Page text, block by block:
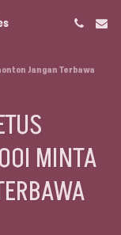
Jangan Terbawa
MINTA